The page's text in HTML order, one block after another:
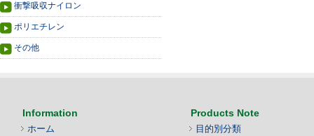
衝撃吸収ナイロン
ポリエチレン
その他
Information
ホーム
Products Note
目的別分類